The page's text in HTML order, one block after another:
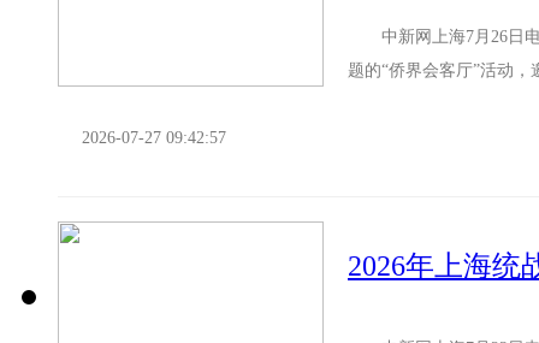
中新网上海7月26日电(
题的“侨界会客厅”活动
2026-07-27 09:42:57